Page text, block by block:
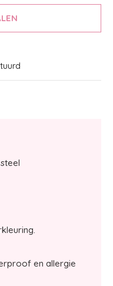
en allergie